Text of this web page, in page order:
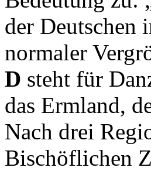
der Deutschen
normaler
D steht für
das Ermland,
Nach drei
Bischöflichen